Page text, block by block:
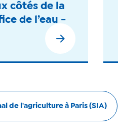
côtés de la
de l’eau -
de l'agriculture à Paris (SIA)